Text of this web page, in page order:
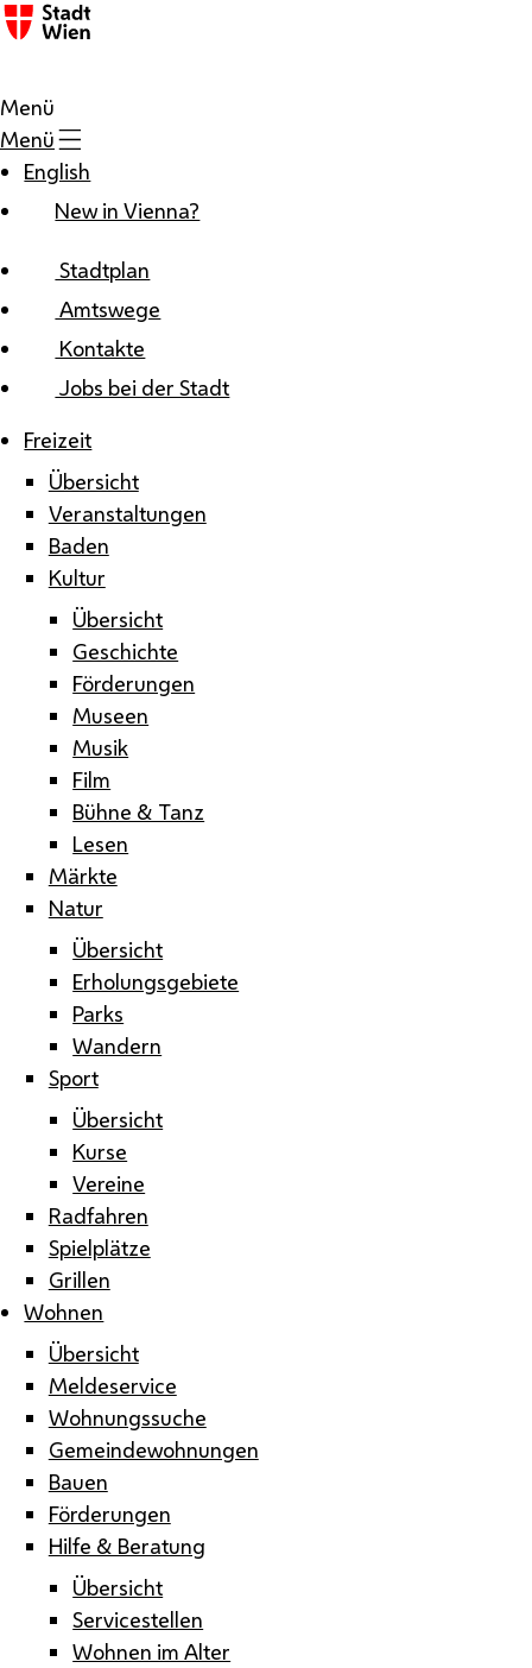
Zum Inhalt
Menü
Menü
English
New in Vienna?
Stadtplan
Amtswege
Kontakte
Jobs bei der Stadt
Freizeit
Übersicht
Veranstaltungen
Baden
Kultur
Übersicht
Geschichte
Förderungen
Museen
Musik
Film
Bühne & Tanz
Lesen
Märkte
Natur
Übersicht
Erholungsgebiete
Parks
Wandern
Sport
Übersicht
Kurse
Vereine
Radfahren
Spielplätze
Grillen
Wohnen
Übersicht
Meldeservice
Wohnungssuche
Gemeindewohnungen
Bauen
Förderungen
Hilfe & Beratung
Übersicht
Servicestellen
Wohnen im Alter